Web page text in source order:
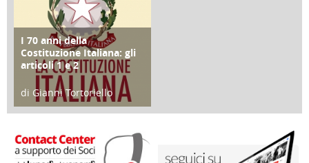
FOCUS
I 70 anni della
Costituzione Italiana: gli
articoli 1 e 2
di Gianni Tortoriello
17 Marzo 2018